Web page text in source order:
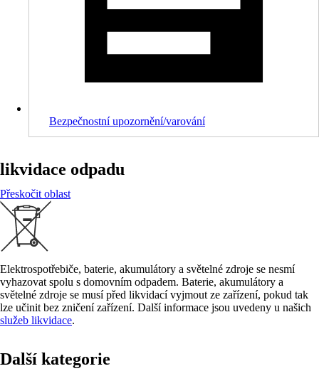
Bezpečnostní upozornění/varování
likvidace odpadu
Přeskočit oblast
Elektrospotřebiče, baterie, akumulátory a světelné zdroje se nesmí
vyhazovat spolu s domovním odpadem. Baterie, akumulátory a
světelné zdroje se musí před likvidací vyjmout ze zařízení, pokud tak
lze učinit bez zničení zařízení. Další informace jsou uvedeny u našich
služeb likvidace.
Další kategorie